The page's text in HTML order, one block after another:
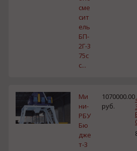
сме
сит
ель
БП-
2Г-3
75с
с...
Ми
ни-
РБУ
Бю
дже
т-3
1070000.00
руб.